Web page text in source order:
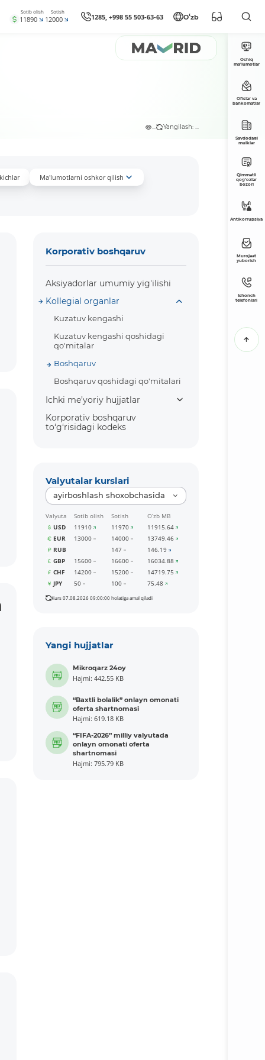
Sotib olish
11890
Sotish
12000 1285, +998 55 503-63-63 Oʻzb
... Yangilash: ...
Ma'lumotlarni oshkor qilish
Korporativ boshqaruv
Aksiyadorlar umumiy yig'ilishi
Kollegial organlar
Kuzatuv kengashi
Kuzatuv kengashi qoshidagi
qo'mitalar
Boshqaruv
Boshqaruv qoshidagi qo'mitalari
Ichki me’yoriy hujjatlar
Korporativ boshqaruv
to‘g‘risidagi kodeks
Valyutalar kurslari
ayirboshlash shoxobchasida
Valyuta Sotib olish Sotish
O‘zb MB
USD
11910 11970
11915.64
EUR
13000 14000
13749.46
RUB
147
146.19
GBP
15600 16600
16034.88
CHF
14200 15200
14719.75
JPY
50 100 75.48
Kurs 07.08.2026 09:00:00 holatiga amal qiladi
Yangi hujjatlar
Mikroqarz 24oy
Hajmi: 442.55 KB
“Baxtli bolalik” onlayn omonati
oferta shartnomasi
Hajmi: 619.18 KB
“FIFA-2026” milliy valyutada
onlayn omonati oferta
shartnomasi
Hajmi: 795.79 KB
Ochiq
ma’lumotlar
Ofislar va
bankomatlar
Savdodagi
mulklar
Qimmatli
qog'ozlar
bozori
Antikorrupsiya
Murojaat
yuborish
Ishonch
telefonlari